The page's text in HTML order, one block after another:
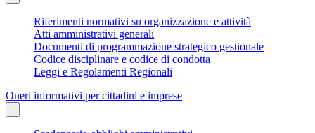
Riferimenti normativi su organizzazione e attività
Atti amministrativi generali
Documenti di programmazione strategico gestionale
Codice disciplinare e codice di condotta
Leggi e Regolamenti Regionali
Oneri informativi per cittadini e imprese